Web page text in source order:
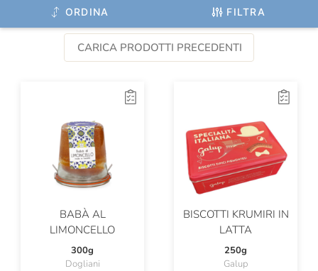
ORDINA FILTRA
CARICA PRODOTTI PRECEDENTI
BABÀ AL
LIMONCELLO
300g
Dogliani
BISCOTTI KRUMIRI IN
LATTA
250g
Galup